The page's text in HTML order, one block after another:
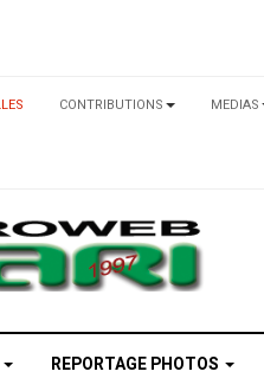
CONTRIBUTIONS MEDIAS
REPORTAGE PHOTOS